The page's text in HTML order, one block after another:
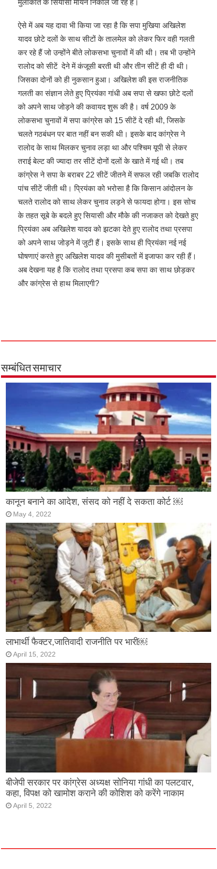
मुलाकात के सियासी मायने निकाले जा रहे हैं।
ऐसे में अब यह दावा भी किया जा रहा है कि सपा मुखिया अखिलेश
यादव छोटे दलों के साथ सीटों के तालमेल को लेकर फिर वही गलती
कर रहे हैं जो उन्होंने बीते लोकसभा चुनावों में की थी। तब भी उन्होंने
रालोद को सीटें देने में कंजूसी बरती थी और तीन सीटें ही दी थी।
जिसका दोनों को ही नुकसान हुआ। अखिलेश की इस राजनीतिक
गलती का संज्ञान लेते हुए प्रियंका गांधी अब सपा से खफा छोटे दलों
को अपने साथ जोड़ने की कवायद शुरू की है। वर्ष 2009 के
लोकसभा चुनावों में सपा कांग्रेस को 15 सीटें दे रही थी, जिसके
चलते गठबंधन पर बात नहीं बन सकी थी। इसके बाद कांग्रेस ने
रालोद के साथ मिलकर चुनाव लड़ा था और पश्चिम यूपी से लेकर
तराई बेल्ट की ज्यादा तर सीटें दोनों दलों के खाते में गई थी। तब
कांग्रेस ने सपा के बराबर 22 सीटें जीतने में सफल रही जबकि रालोद
पांच सीटें जीती थी। प्रियंका को भरोसा है कि किसान आंदोलन के
चलते रालोद को साथ लेकर चुनाव लड़ने से फायदा होगा। इस सोच
के तहत सूबे के बदले हुए सियासी और मौके की नजाकत को देखते हुए
प्रियंका अब अखिलेश यादव को झटका देते हुए रालोद तथा प्रसपा
को अपने साथ जोड़ने में जुटी हैं। इसके साथ ही प्रियंका नई नई
घोषणाएं करते हुए अखिलेश यादव की मुसीबतों में इजाफा कर रही हैं।
अब देखना यह है कि रालोद तथा प्रसपा कब सपा का साथ छोड़कर
और कांग्रेस से हाथ मिलाएगी?
सम्बंधित समाचार
कानून बनाने का आदेश, संसद को नहीं दे सकता कोर्ट ￼
May 4, 2022
लाभार्थी फैक्टर,जातिवादी राजनीति पर भारी￼
April 15, 2022
बीजेपी सरकार पर कांग्रेस अध्यक्ष सोनिया गांधी का पलटवार,
कहा, विपक्ष को खामोश कराने की कोशिश को करेंगे नाकाम
April 5, 2022